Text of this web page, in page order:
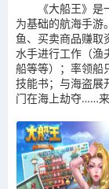
《大船王》
为基础的航海手游
鱼、买卖商品赚取
水手进行工作（渔
船等等）；率领船
技能书；与海盗展
门在海上劫夺……来